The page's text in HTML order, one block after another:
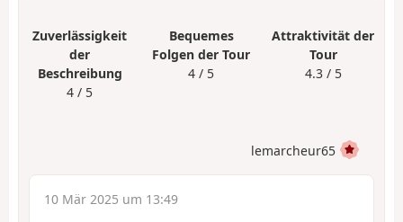
Zuverlässigkeit
der
Beschreibung
4 / 5
Bequemes
Folgen der Tour
4 / 5
Attraktivität der
Tour
4.3 / 5
lemarcheur65
10 Mär 2025 um 13:49